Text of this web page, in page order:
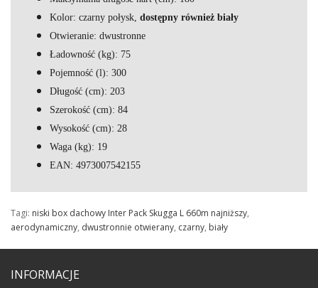
Kolor: czarny połysk, dostępny również biały
Otwieranie: dwustronne
Ładowność (kg): 75
Pojemność (l): 300
Długość (cm): 203
Szerokość (cm): 84
Wysokość (cm): 28
Waga (kg): 19
EAN: 4973007542155
Tagi: niski box dachowy Inter Pack Skugga L 660m najniższy,
aerodynamiczny, dwustronnie otwierany, czarny, biały
INFORMACJE